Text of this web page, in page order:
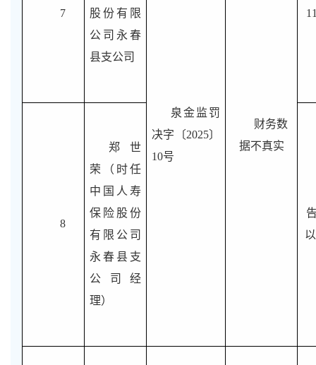
7
股份有限
公司永春
县支公司
泉金监罚
决字〔2025〕
10号
财务数
据不真实
8
郑世
荣（时任
中国人寿
保险股份
有限公司
永春县支
公司经
理）